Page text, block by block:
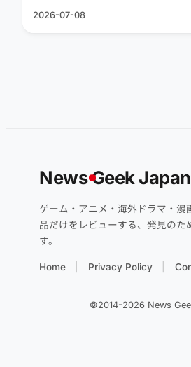
2026-07-08
NewsGeek Japan
ゲーム・アニメ・海外ドラマ・漫
品だけをレビューする、発見のた
す。
Home Privacy Policy
©2014-2026 News